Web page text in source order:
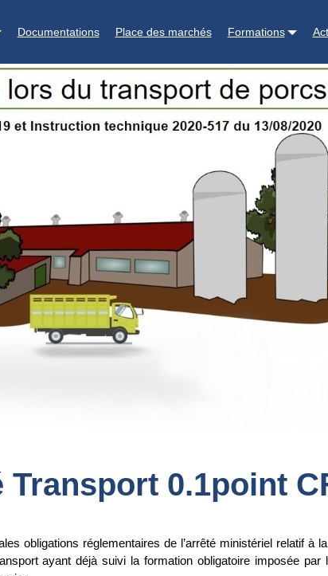
Documentations Place des marchés Formations
0.1point
obligations réglementaires de l’arrêté ministériel relatif
ayant déjà suivi la formation obligatoire imposée